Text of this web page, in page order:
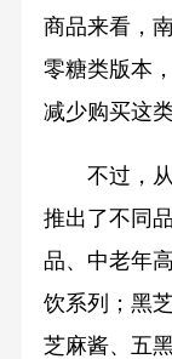
商品来看，
零糖类版本
减少购买这
不过，
推出了不同
品、中老年
饮系列；黑
芝麻酱、五